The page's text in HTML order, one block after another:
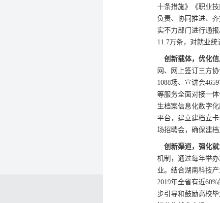
十条措施》《职业
负责、协同推进、
实不力部门进行通
11.7万条，对就业
创新载体，优化
网、网上签订三方
1088场、宣讲会
等服务全面对接一
生档案信息化数字
平台，建立建档立
场招聘会，确保建
创新渠道，强化
机制，通过每年举
业。结合湖南科技
2019年全省有近
步引导和鼓励高校